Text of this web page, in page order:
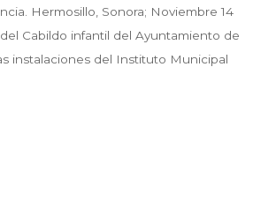
Hermosillo, Sonora; Noviembre 14
Cabildo infantil del Ayuntamiento de
instalaciones del Instituto Municipal